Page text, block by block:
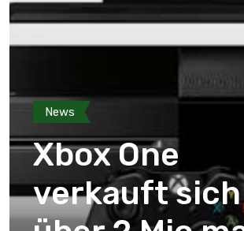
News
Xbox One
verkauft sich